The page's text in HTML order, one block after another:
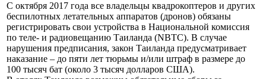
С октября 2017 года все владельцы квадрокоптеров и других
беспилотных летательных аппаратов (дронов) обязаны
регистрировать свои устройства в Национальной комиссия
по теле- и радиовещанию Таиланда (NBTC). В случае
нарушения предписания, закон Таиланда предусматривает
наказание – до пяти лет тюрьмы и/или штраф в размере до
100 тысяч бат (около 3 тысяч долларов США).